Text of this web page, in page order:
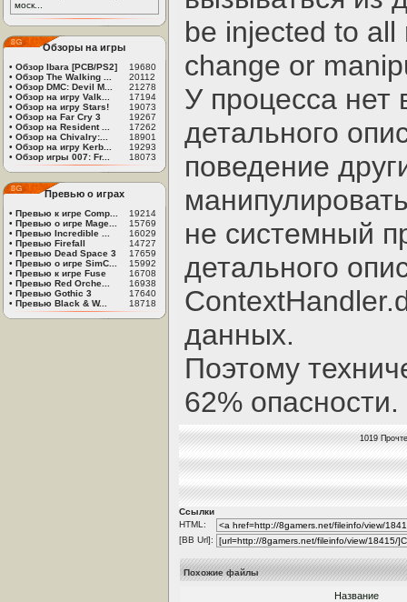
моск...
Обзоры на игры
• Обзор Ibara [PCB/PS2]
19680
• Обзор The Walking ...
20112
• Обзор DMC: Devil M...
21278
• Обзор на игру Valk...
17194
• Обзор на игру Stars!
19073
• Обзор на Far Cry 3
19267
• Обзор на Resident ...
17262
• Обзор на Chivalry:...
18901
• Обзор на игру Kerb...
19293
• Обзор игры 007: Fr... 18073
Превью о играх
• Превью к игре Comp...
19214
• Превью о игре Mage...
15769
• Превью Incredible ...
16029
• Превью Firefall
14727
• Превью Dead Space 3
17659
• Превью о игре SimC...
15992
• Превью к игре Fuse
16708
• Превью Red Orche...
16938
• Превью Gothic 3
17640
• Превью Black & W... 18718
be injected to
change or
У процесса нет
детального
поведение
не системный
детального
данных.
Поэтому
62% опасности.
1019
Ссылки
HTML:
[BB Url]:
Похожие файлы
Название